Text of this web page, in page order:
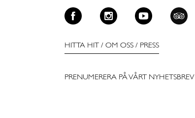
HITTA HIT / OM OSS / PRESS
PRENUMERERA PÅ VÅRT NYHETSBREV